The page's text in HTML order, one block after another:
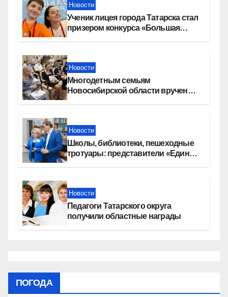
Новости
Ученик лицея города Татарска стал
призером конкурса «Большая
Новости
Многодетным семьям
Новосибирской области вручены
Новости
Школы, библиотеки, пешеходные
тротуары: представители «Единой
Новости
Педагоги Татарского округа
получили областные награды
ПОГОДА